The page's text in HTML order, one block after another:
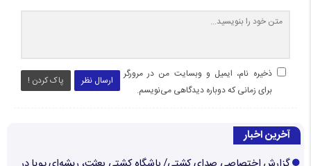
ارسال نظر پاک کردن !
ذخیره نام، ایمیل و وبسایت من در مرورگر
برای زمانی که دوباره دیدگاهی می‌نویسم.
آخرین اخبار